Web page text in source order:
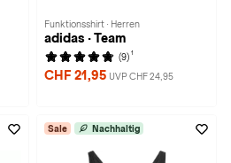
Funktionsshirt · Herren
adidas · Team
(9) 1
CHF 21,95 UVP CHF 24,95
Sale Nachhaltig